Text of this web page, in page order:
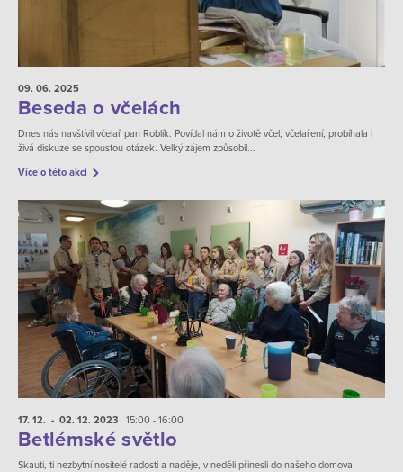
09. 06. 2025
Beseda o včelách
Dnes nás navštívil včelař pan Roblík. Povídal nám o životě včel, včelaření, probíhala i
živá diskuze se spoustou otázek. Velký zájem způsobil...
Více o této akci
17. 12. - 02. 12. 2023 15:00 - 16:00
Betlémské světlo
Skauti, ti nezbytní nositelé radosti a naděje, v neděli přinesli do našeho domova